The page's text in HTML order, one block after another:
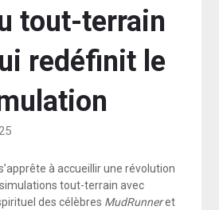
tout-terrain
redéfinit le
à accueillir une révolution
tout-terrain avec
des célèbres MudRunneret